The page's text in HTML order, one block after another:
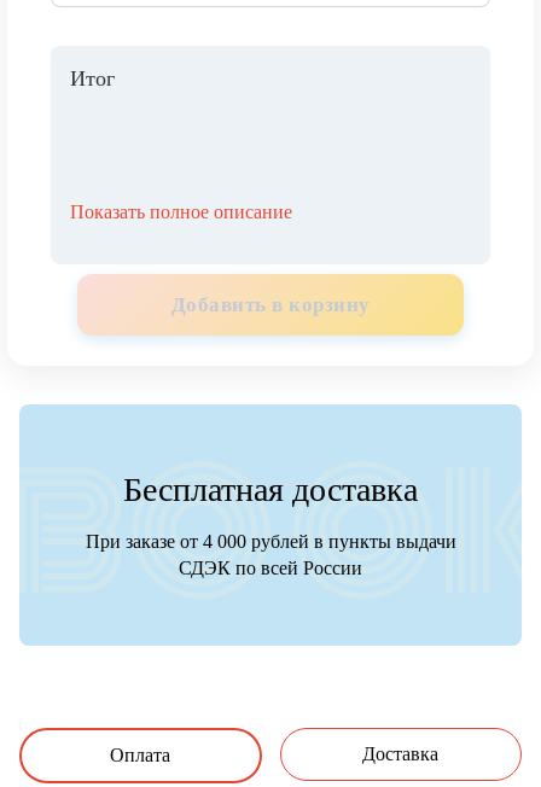
Итог
Показать полное описание
Добавить в корзину
Бесплатная доставка
При заказе от 4 000 рублей в пункты выдачи
СДЭК по всей России
Оплата Доставка